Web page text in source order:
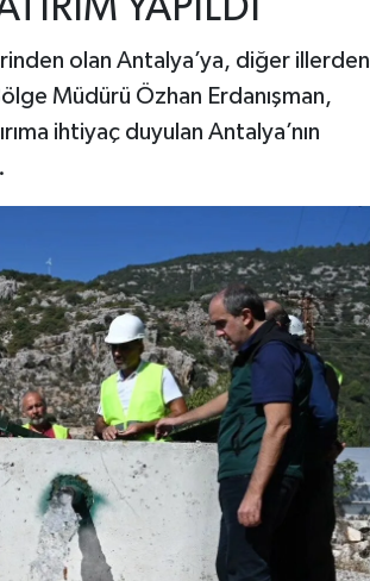
YAPILDI
olan Antalya’ya, diğer illerden
Müdürü Özhan Erdanışman,
ihtiyaç duyulan Antalya’nın